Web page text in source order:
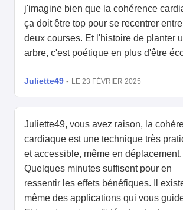
j'imagine bien que la cohérence
ça doit être top pour se recentrer entre
deux courses. Et l'histoire de planter
arbre, c'est poétique en plus d'être
Juliette49 - LE 23 FÉVRIER 2025
Juliette49, vous avez raison, la
cardiaque est une technique très
et accessible, même en déplacement.
Quelques minutes suffisent pour en
ressentir les effets bénéfiques. Il
même des applications qui vous